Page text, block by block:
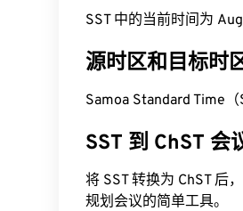
SST 中的当前时间为
源时区和目标时
Samoa Standard Time
SST 到 ChST 会
将 SST 转换为 ChST 后
规划会议的简单工具。